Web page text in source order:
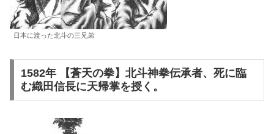
日本に渡った北斗の三兄弟
1582年 【蒼天の拳】北斗神拳伝承者、死に臨
む織田信長に天帰掌を授く。